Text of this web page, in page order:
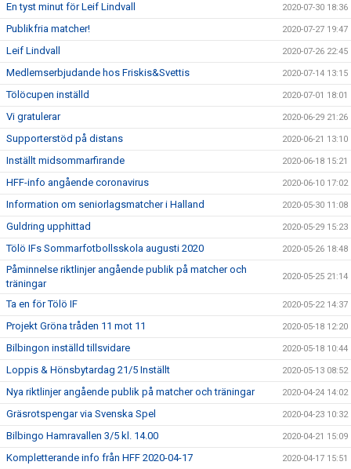
En tyst minut för Leif Lindvall 2020-07-30 18:36
Publikfria matcher! 2020-07-27 19:47
Leif Lindvall 2020-07-26 22:45
Medlemserbjudande hos Friskis&Svettis 2020-07-14 13:15
Tölöcupen inställd 2020-07-01 18:01
Vi gratulerar 2020-06-29 21:26
Supporterstöd på distans 2020-06-21 13:10
Inställt midsommarfirande 2020-06-18 15:21
HFF-info angående coronavirus 2020-06-10 17:02
Information om seniorlagsmatcher i Halland 2020-05-30 11:08
Guldring upphittad 2020-05-29 15:23
Tölö IFs Sommarfotbollsskola augusti 2020 2020-05-26 18:48
Påminnelse riktlinjer angående publik på matcher och
träningar
2020-05-25 21:14
Ta en för Tölö IF 2020-05-22 14:37
Projekt Gröna tråden 11 mot 11 2020-05-18 12:20
Bilbingon inställd tillsvidare 2020-05-18 10:44
Loppis & Hönsbytardag 21/5 Inställt 2020-05-13 08:52
Nya riktlinjer angående publik på matcher och träningar 2020-04-24 14:02
Gräsrotspengar via Svenska Spel 2020-04-23 10:32
Bilbingo Hamravallen 3/5 kl. 14.00 2020-04-21 15:09
Kompletterande info från HFF 2020-04-17 2020-04-17 15:51